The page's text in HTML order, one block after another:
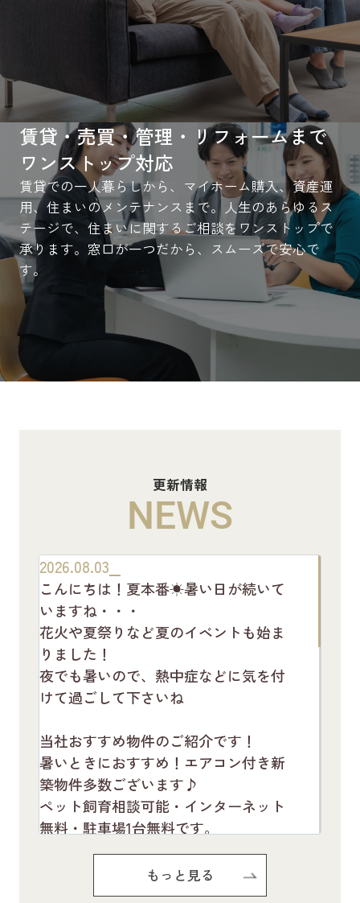
賃貸・売買・管理・リフォームまで
ワンストップ対応
賃貸での一人暮らしから、マイホーム購入、資産運
用、住まいのメンテナンスまで。人生のあらゆるス
テージで、住まいに関するご相談をワンストップで
承ります。窓口が一つだから、スムーズで安心で
す。
更新情報
NEWS
2026.08.03
こんにちは！夏本番☀暑い日が続いて
いますね・・・
花火や夏祭りなど夏のイベントも始ま
りました！
夜でも暑いので、熱中症などに気を付
けて過ごして下さいね
当社おすすめ物件のご紹介です！
暑いときにおすすめ！エアコン付き新
築物件多数ございます♪
ペット飼育相談可能・インターネット
無料・駐車場1台無料です。
お気軽にお問い合わせください(^^♪
Pure Ryuju Ⅱ101
もっと見る